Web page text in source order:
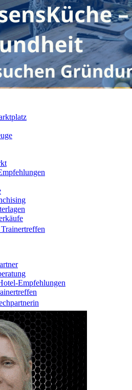
Empfehlungen